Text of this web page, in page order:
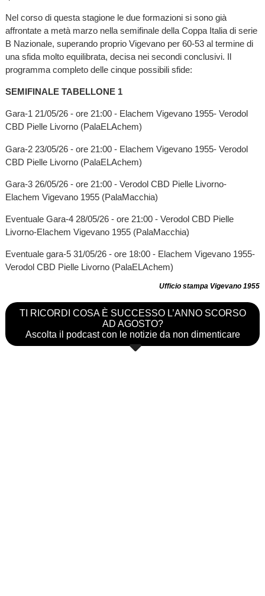
Nel corso di questa stagione le due formazioni si sono già
affrontate a metà marzo nella semifinale della Coppa Italia di serie
B Nazionale, superando proprio Vigevano per 60-53 al termine di
una sfida molto equilibrata, decisa nei secondi conclusivi. Il
programma completo delle cinque possibili sfide:
SEMIFINALE TABELLONE 1
Gara-1 21/05/26 - ore 21:00 - Elachem Vigevano 1955- Verodol
CBD Pielle Livorno (PalaELAchem)
Gara-2 23/05/26 - ore 21:00 - Elachem Vigevano 1955- Verodol
CBD Pielle Livorno (PalaELAchem)
Gara-3 26/05/26 - ore 21:00 - Verodol CBD Pielle Livorno-
Elachem Vigevano 1955 (PalaMacchia)
Eventuale Gara-4 28/05/26 - ore 21:00 - Verodol CBD Pielle
Livorno-Elachem Vigevano 1955 (PalaMacchia)
Eventuale gara-5 31/05/26 - ore 18:00 - Elachem Vigevano 1955-
Verodol CBD Pielle Livorno (PalaELAchem)
Ufficio stampa Vigevano 1955
TI RICORDI COSA È SUCCESSO L’ANNO SCORSO
AD AGOSTO?
Ascolta il podcast con le notizie da non dimenticare